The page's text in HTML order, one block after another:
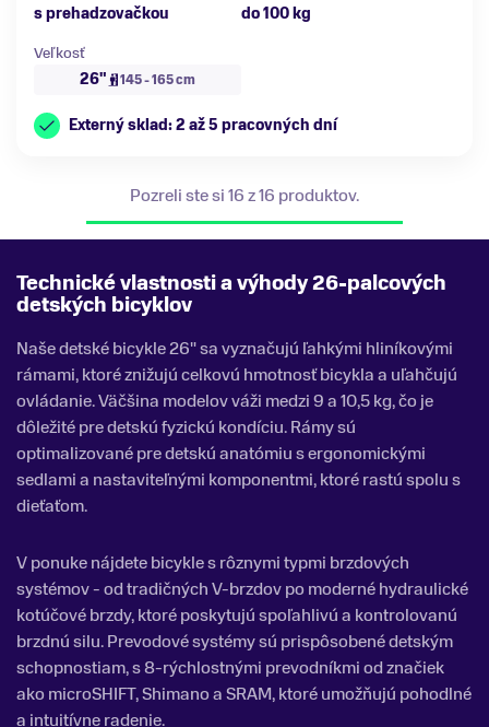
s prehadzovačkou
do 100 kg
Veľkosť
26"
145 - 165 cm
Externý sklad: 2 až 5 pracovných dní
Pozreli ste si 16 z 16 produktov.
Technické vlastnosti a výhody 26-palcových
detských bicyklov
Naše detské bicykle 26" sa vyznačujú ľahkými hliníkovými
rámami, ktoré znižujú celkovú hmotnosť bicykla a uľahčujú
ovládanie. Väčšina modelov váži medzi 9 a 10,5 kg, čo je
dôležité pre detskú fyzickú kondíciu. Rámy sú
optimalizované pre detskú anatómiu s ergonomickými
sedlami a nastaviteľnými komponentmi, ktoré rastú spolu s
dieťaťom.
V ponuke nájdete bicykle s rôznymi typmi brzdových
systémov - od tradičných V-brzdov po moderné hydraulické
kotúčové brzdy, ktoré poskytujú spoľahlivú a kontrolovanú
brzdnú silu. Prevodové systémy sú prispôsobené detským
schopnostiam, s 8-rýchlostnými prevodníkmi od značiek
ako microSHIFT, Shimano a SRAM, ktoré umožňujú pohodlné
a intuitívne radenie.